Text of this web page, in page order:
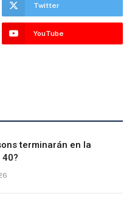
Twitter
YouTube
terminarán en la